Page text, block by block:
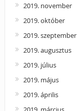
2019. november
2019. október
2019. szeptember
2019. augusztus
2019. július
2019. május
2019. április